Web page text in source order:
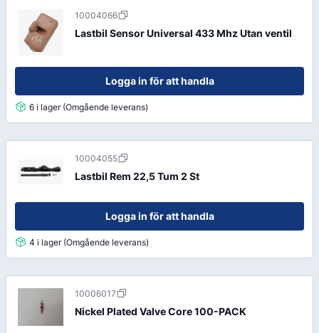
10004066
Lastbil Sensor Universal 433 Mhz Utan ventil
Logga in för att handla
6 i lager (Omgående leverans)
10004055
Lastbil Rem 22,5 Tum 2 St
Logga in för att handla
4 i lager (Omgående leverans)
10006017
Nickel Plated Valve Core 100-PACK